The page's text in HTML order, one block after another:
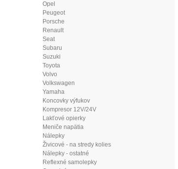
Opel
Peugeot
Porsche
Renault
Seat
Subaru
Suzuki
Toyota
Volvo
Volkswagen
Yamaha
Koncovky výfukov
Kompresor 12V/24V
Lakťové opierky
Meniče napätia
Nálepky
Živicové - na stredy kolies
Nálepky - ostatné
Reflexné samolepky